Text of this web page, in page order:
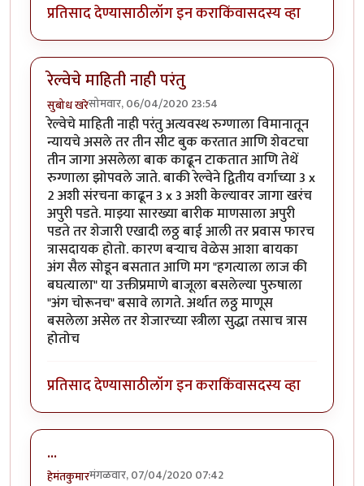
प्रतिसाद देण्यासाठीलॉग इन कराकिंवासदस्य व्हा
रेल्वेचे माहिती नाही परंतु
सुबोध खरेसोमवार, 06/04/2020 23:54
रेल्वेचे माहिती नाही परंतु अत्यवस्थ रुग्णाला विमानातून
न्यायचे असले तर तीन सीट बुक करतात आणि शेवटचा
तीन जागा असलेला बाक काढून टाकतात आणि तेथें
रुग्णाला झोपवले जाते. बाकी रेल्वेने द्वितीय वर्गाच्या 3 x
2 अशी संरचना काढून 3 x 3 अशी केल्यावर जागा खरंच
अपुरी पडते. माझ्या सारख्या बारीक माणसाला अपुरी
पडते तर शेजारी एखादी लठ्ठ बाई आली तर प्रवास फारच
त्रासदायक होतो. कारण बऱ्याच वेळेस आशा बायका
अंग सैल सोडून बसतात आणि मग "हगत्याला लाज की
बघत्याला" या उक्तीप्रमाणे बाजूला बसलेल्या पुरुषाला
"अंग चोरूनच" बसावे लागते. अर्थात लठ्ठ माणूस
बसलेला असेल तर शेजारच्या स्त्रीला सुद्धा तसाच त्रास
होतोच
प्रतिसाद देण्यासाठीलॉग इन कराकिंवासदस्य व्हा
...
हेमंतकुमारमंगळवार, 07/04/2020 07:42